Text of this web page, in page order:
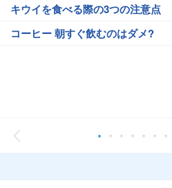
キウイを食べる際の3つの注意点
コーヒー 朝すぐ飲むのはダメ?